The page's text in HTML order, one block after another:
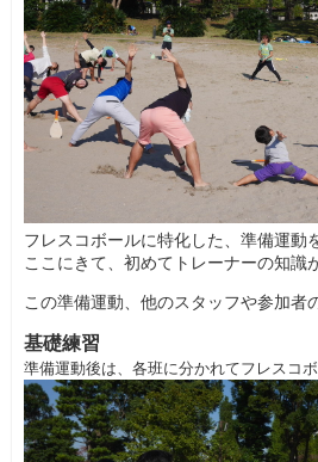
フレスコボールに特化した、準備運動
ここにきて、初めてトレーナーの知識
この準備運動、他のスタッフや参加者
基礎練習
準備運動後は、各班に分かれてフレスコ